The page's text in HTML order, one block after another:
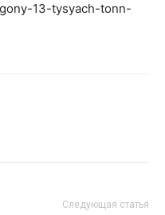
13-tysyach-tonn-
Следующая статья